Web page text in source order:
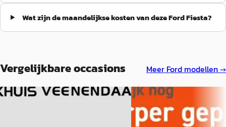
Wat zijn de maandelijkse kosten van deze Ford Fiesta?
Vergelijkbare occasions Meer Ford modellen →
B
Ford Fiesta
1.0 EcoBoost ST-Line